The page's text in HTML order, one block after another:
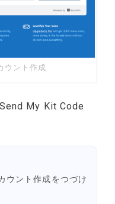
ウント作成
My Kit Code
ウント作成をつづけ